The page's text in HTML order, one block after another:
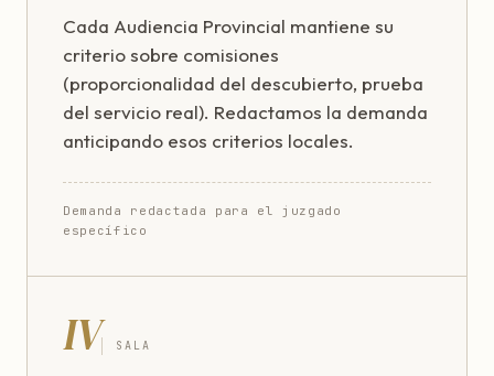
Cada Audiencia Provincial mantiene su
criterio sobre comisiones
(proporcionalidad del descubierto, prueba
del servicio real). Redactamos la demanda
anticipando esos criterios locales.
Demanda redactada para el juzgado
específico
IV SALA